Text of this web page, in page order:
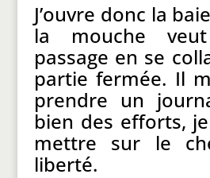
J’ouvre donc la
la mouche
passage en se
partie fermée. Il
prendre un
bien des efforts,
mettre sur le
liberté.